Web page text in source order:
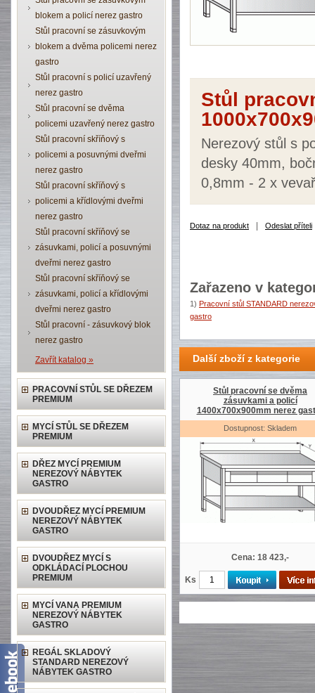
blokem a policí nerez gastro
Stůl pracovní se zásuvkovým
blokem a dvěma policemi nerez
gastro
Stůl pracovní s policí uzavřený
nerez gastro
Stůl pracovní se dvěma
policemi uzavřený nerez gastro
Stůl pracovní skříňový s
policemi a posuvnými dveřmi
nerez gastro
Stůl pracovní skříňový s
policemi a křídlovými dveřmi
nerez gastro
Stůl pracovní skříňový se
zásuvkami, policí a posuvnými
dveřmi nerez gastro
Stůl pracovní skříňový se
zásuvkami, policí a křídlovými
dveřmi nerez gastro
Stůl pracovní - zásuvkový blok
nerez gastro
Zavřít katalog »
PRACOVNÍ STŮL SE DŘEZEM
PREMIUM
MYCÍ STŮL SE DŘEZEM
PREMIUM
DŘEZ MYCÍ PREMIUM
NEREZOVÝ NÁBYTEK
GASTRO
DVOUDŘEZ MYCÍ PREMIUM
NEREZOVÝ NÁBYTEK
GASTRO
DVOUDŘEZ MYCÍ S
ODKLÁDACÍ PLOCHOU
PREMIUM
MYCÍ VANA PREMIUM
NEREZOVÝ NÁBYTEK
GASTRO
REGÁL SKLADOVÝ
STANDARD NEREZOVÝ
NÁBYTEK GASTRO
Stůl
Nerezový stůl s
desky 40mm,
0,8mm - 2 x
Dotaz na produkt Odeslat příteli
Zařazeno v
1) Pracovní stůl STANDARD
gastro
Další zboží z kategorie
Stůl pracovní se dvěma
zásuvkami a policí
1400x700x900mm nerez
Dostupnost: Skladem
Cena: 18 423,-
Ks